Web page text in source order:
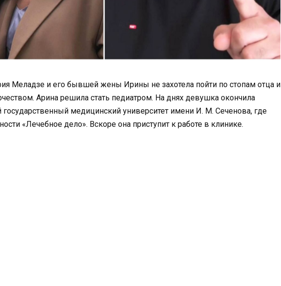
Меладзе и его бывшей жены Ирины не захотела пойти по стопам отца и
Арина решила стать педиатром. На днях девушка окончила
медицинский университет имени И. М. Сеченова, где
«Лечебное дело». Вскоре она приступит к работе в клинике.